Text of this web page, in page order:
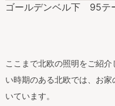
ゴールデンベル下 95テ
ここまで北欧の照明をご紹
い時期のある北欧では、お
いています。